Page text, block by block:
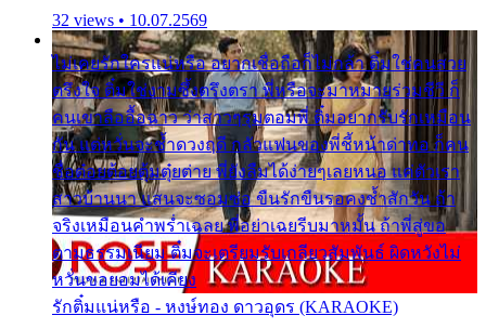
32 views • 10.07.2569
ไม่เคยรักใครแน่หรือ อยากเชื่อถือก็ไม่กล้า ติ๋มใช่คนสวย
ตรึงใจ ติ๋มใช่งามซึ้งตรึงตรา พี่หรือจะมาหมายร่วมชีวี ก็
คนเขาลืออื้อฉาว ว่าสาวๆรุมตอมพี่ ติ๋มอยากรับรักเหมือน
กัน แต่หวั่นจะช้ำดวงฤดี กลัวแฟนของพี่ชี้หน้าด่าทอ ก็คน
ชื่อต๋อยต้อยตุ้มตุ๋ยต่าย พี่ยังลืมได้ง่ายๆเลยหนอ แค่ตัวเรา
สาวบ้านนา แสนจะซอมซ่อ ขืนรักขืนรอคงช้ำสักวัน ถ้า
จริงเหมือนคำพร่ำเฉลย พี่อย่าเฉยรีบมาหมั้น ถ้าพี่สู่ขอ
ตามธรรมเนียม ติ๋มจะเตรียมรับเกลียวสัมพันธ์ ผิดหวังไม่
หวั่นขอยอมได้เคียง
รักติ๋มแน่หรือ - หงษ์ทอง ดาวอุดร (KARAOKE)